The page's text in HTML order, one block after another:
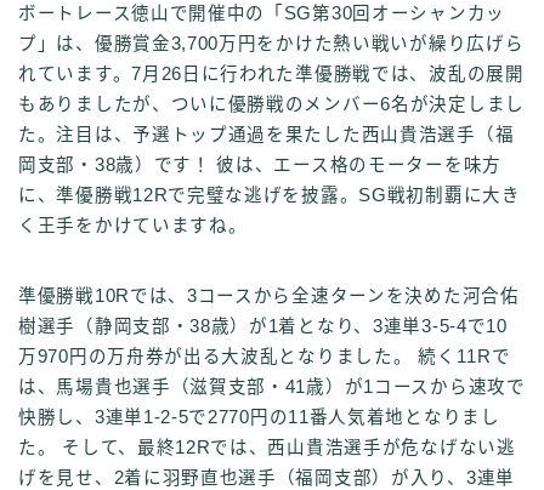
ボートレース徳山で開催中の「SG第30回オーシャンカッ
プ」は、優勝賞金3,700万円をかけた熱い戦いが繰り広げら
れています。7月26日に行われた準優勝戦では、波乱の展開
もありましたが、ついに優勝戦のメンバー6名が決定しまし
た。注目は、予選トップ通過を果たした西山貴浩選手（福
岡支部・38歳）です！ 彼は、エース格のモーターを味方
に、準優勝戦12Rで完璧な逃げを披露。SG戦初制覇に大き
く王手をかけていますね。
準優勝戦10Rでは、3コースから全速ターンを決めた河合佑
樹選手（静岡支部・38歳）が1着となり、3連単3-5-4で10
万970円の万舟券が出る大波乱となりました。 続く11Rで
は、馬場貴也選手（滋賀支部・41歳）が1コースから速攻で
快勝し、3連単1-2-5で2770円の11番人気着地となりまし
た。 そして、最終12Rでは、西山貴浩選手が危なげない逃
げを見せ、2着に羽野直也選手（福岡支部）が入り、3連単